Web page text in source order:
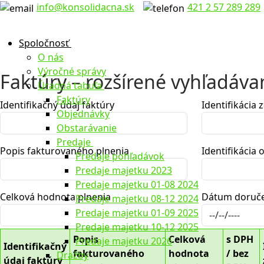
Preskočiť
Menu
Zavrieť info@konsolidacna.sk 421 2 57 289 289
Spoločnosť
O nás
Výročné správy
Úradná tabuľa
Faktúry
Objednávky
Obstarávanie
Predaje
Predaje pohľadávok
Predaje majetku 2023
Predaje majetku 01-08 2024
Predaje majetku 08-12 2024
Predaje majetku 01-09 2025
Predaje majetku 10-12 2025
Predaje majetku 2026
Dražby
Faktúry – rozšírené
Identifikačný údaj faktúry Identifikácia
Popis fakturovaného plnenia Identifikácia
Celková hodnota plnenia Dátum
Identifikačný
údaj faktúry
Popis
fakturovaného
Celková
hodnota
s DPH
/ bez